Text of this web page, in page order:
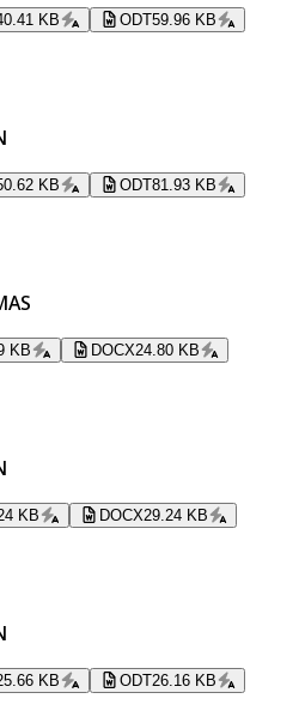
KB ODT59.96 KB
KB ODT81.93 KB
KB DOCX24.80 KB
KB DOCX29.24 KB
KB ODT26.16 KB